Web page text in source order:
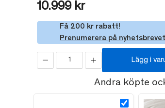
10.999 kr
Få 200 kr rabatt!
Prenumerera på
Lägg i
Andra köpte